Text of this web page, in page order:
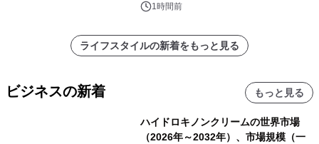
1時間前
ライフスタイルの新着をもっと見る
ビジネスの新着 もっと見る
ハイドロキノンクリームの世界市場
（2026年～2032年）、市場規模（一